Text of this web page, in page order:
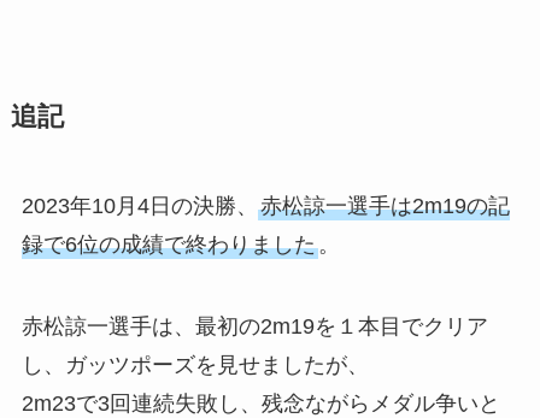
追記
2023年10月4日の決勝、 赤松諒一選手は2m19の記
録で6位の成績で終わりました。
赤松諒一選手は、最初の2m19を１本目でクリア
し、ガッツポーズを見せましたが、
2m23で3回連続失敗し、残念ながらメダル争いと